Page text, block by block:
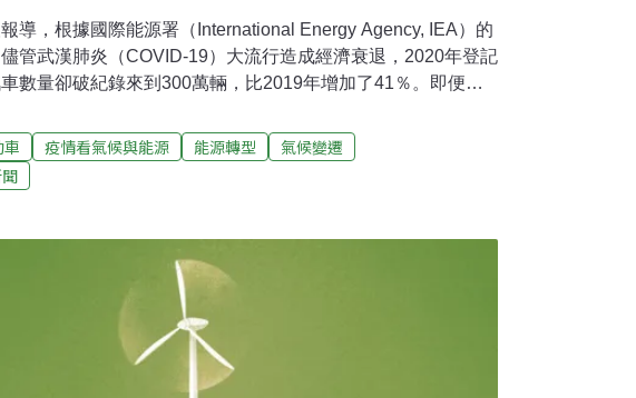
導，根據國際能源署（International Energy Agency, IEA）的
管武漢肺炎（COVID-19）大流行造成經濟衰退，2020年登記
數量卻破紀錄來到300萬輛，比2019年增加了41％。即便
全球氣候及能源目標 電動車普及速度還要加快IEA專家說，電
熱潮一直持續到今年。根據他們的分析，2021年第一季度的
比去年同期成長了2.5倍。然而IEA也警告，如果全世界要實
：「雖然光靠電動汽車不足以實現氣候目標，但電動汽車在
零排放方面發揮著不可或缺的作用。」比羅爾表示：「目前的
人振奮，但要實現我們的氣候和能源目標，電動車普及速度還
車 疫情看氣候與能源 能源轉型
氣候變遷